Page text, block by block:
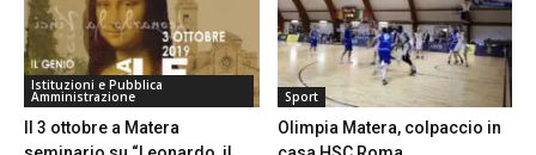
Istituzioni e Pubblica
Amministrazione
Il 3 ottobre a Matera
Sport
Olimpia Matera, colpaccio in